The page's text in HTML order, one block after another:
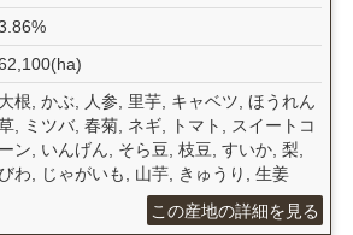
大根, かぶ, 人参, 里芋, キャベツ, ほうれん
, ミツバ, 春菊, ネギ, トマト, スイートコ
ーン, いんげん, そら豆, 枝豆, すいか, 梨,
わ, じゃがいも, 山芋, きゅうり, 生姜
この産地の詳細を見る